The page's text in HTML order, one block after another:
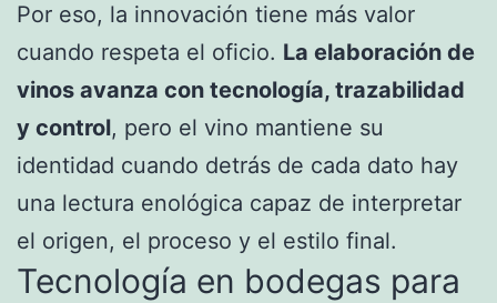
Por eso, la innovación tiene más valor
cuando respeta el oficio. La elaboración de
vinos avanza con tecnología, trazabilidad
y control, pero el vino mantiene su
identidad cuando detrás de cada dato hay
una lectura enológica capaz de interpretar
el origen, el proceso y el estilo final.
Tecnología en bodegas para